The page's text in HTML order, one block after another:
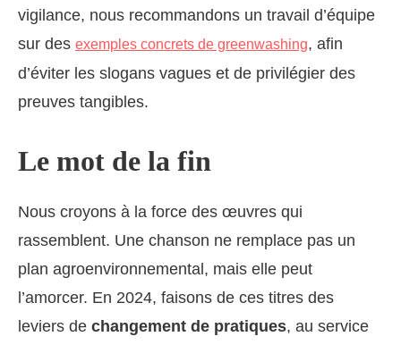
vigilance, nous recommandons un travail d’équipe
sur des exemples concrets de greenwashing, afin
d’éviter les slogans vagues et de privilégier des
preuves tangibles.
Le mot de la fin
Nous croyons à la force des œuvres qui
rassemblent. Une chanson ne remplace pas un
plan agroenvironnemental, mais elle peut
l’amorcer. En 2024, faisons de ces titres des
leviers de changement de pratiques, au service